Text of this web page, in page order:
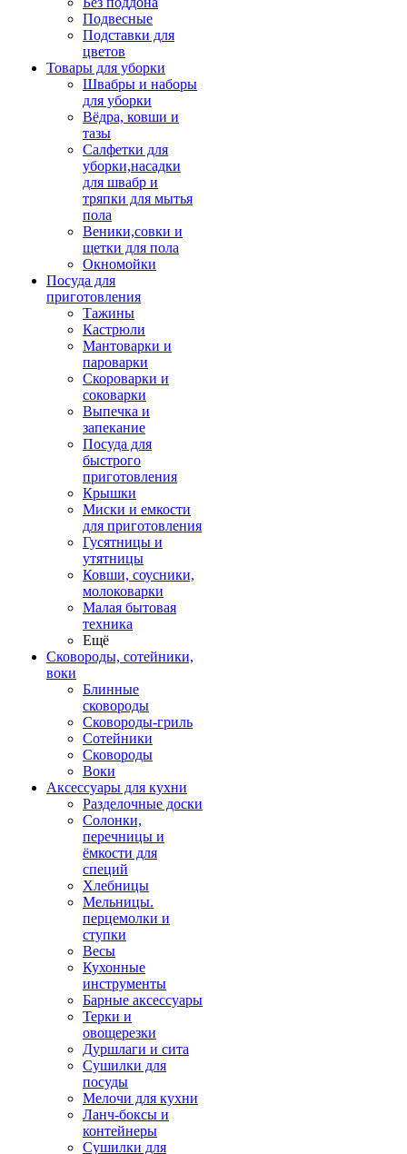
Подвесные
Подставки для
цветов
Товары для уборки
Швабры и наборы
для уборки
Вёдра, ковши и
тазы
Салфетки для
уборки,насадки
для швабр и
тряпки для мытья
пола
Веники,совки и
щетки для пола
Окномойки
Посуда для
приготовления
Тажины
Кастрюли
Мантоварки и
пароварки
Скороварки и
соковарки
Выпечка и
запекание
Посуда для
быстрого
приготовления
Крышки
Миски и емкости
для приготовления
Гусятницы и
утятницы
Ковши, соусники,
молоковарки
Малая бытовая
техника
Ещё
Сковороды, сотейники,
воки
Блинные
сковороды
Сковороды-гриль
Сотейники
Сковороды
Воки
Аксессуары для кухни
Разделочные доски
Солонки,
перечницы и
ёмкости для
специй
Хлебницы
Мельницы.
перцемолки и
ступки
Весы
Кухонные
инструменты
Барные аксессуары
Терки и
овощерезки
Дуршлаги и сита
Сушилки для
посуды
Мелочи для кухни
Ланч-боксы и
контейнеры
Сушилки для